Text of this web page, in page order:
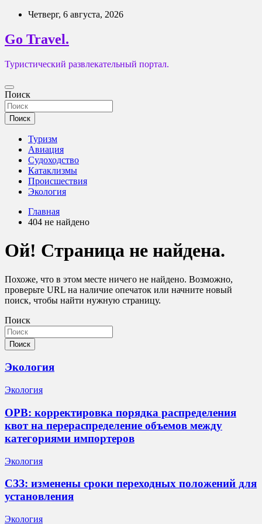
Перейти
содержимому
Четверг, 6 августа, 2026
Go Travel.
Туристический развлекательный портал.
Поиск
Поиск
Туризм
Авиация
Судоходство
Катаклизмы
Происшествия
Экология
Главная
404 не найдено
Ой! Страница не найдена.
Похоже, что в этом месте ничего не найдено. Возможно,
проверьте URL на наличие опечаток или начните новый
поиск, чтобы найти нужную страницу.
Поиск
Поиск
Экология
Экология
ОРВ: корректировка порядка распределения
квот на перераспределение объемов между
категориями импортеров
Экология
СЗЗ: изменены сроки переходных положений для
установления
Экология